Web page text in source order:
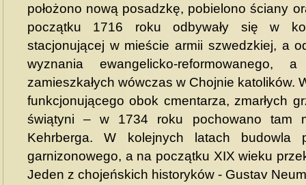
położono nową posadzkę, pobielono ściany
początku 1716 roku odbywały się w
stacjonującej w mieście armii szwedzkiej, a
wyznania ewangelicko-
zamieszkałych wówczas w Chojnie katolików.
funkcjonującego obok cmentarza, zmarłych
świątyni – w 1734 roku pochowano tam
Kehrberga. W kolejnych latach budowla
garnizonowego, a na początku XIX wieku
Jeden z chojeńskich historyków - Gustav